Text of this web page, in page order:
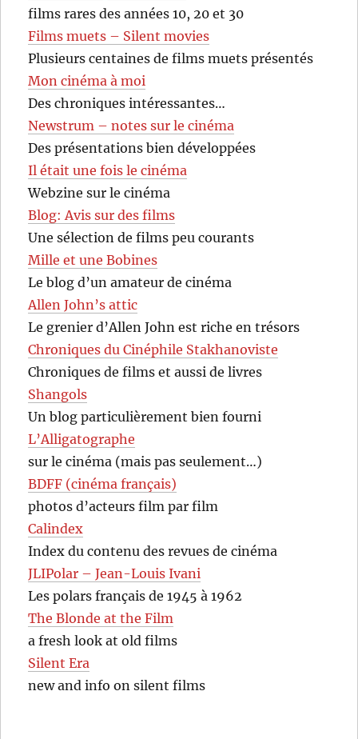
films rares des années 10, 20 et 30
Films muets – Silent movies
Plusieurs centaines de films muets présentés
Mon cinéma à moi
Des chroniques intéressantes…
Newstrum – notes sur le cinéma
Des présentations bien développées
Il était une fois le cinéma
Webzine sur le cinéma
Blog: Avis sur des films
Une sélection de films peu courants
Mille et une Bobines
Le blog d’un amateur de cinéma
Allen John’s attic
Le grenier d’Allen John est riche en trésors
Chroniques du Cinéphile Stakhanoviste
Chroniques de films et aussi de livres
Shangols
Un blog particulièrement bien fourni
L’Alligatographe
sur le cinéma (mais pas seulement…)
BDFF (cinéma français)
photos d’acteurs film par film
Calindex
Index du contenu des revues de cinéma
JLIPolar – Jean-Louis Ivani
Les polars français de 1945 à 1962
The Blonde at the Film
a fresh look at old films
Silent Era
new and info on silent films